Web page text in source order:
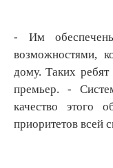
- Им
возможностями,
дому. Таких
премьер. -
качество этого
приоритетов всей